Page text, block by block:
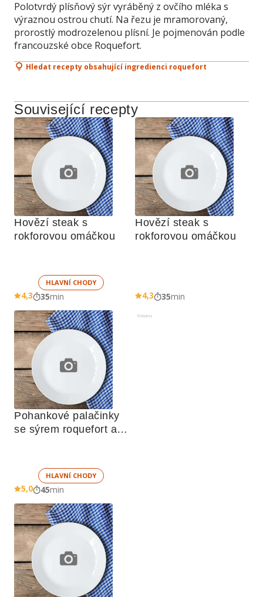
Polotvrdý plísňový sýr vyráběný z ovčího mléka s
výraznou ostrou chutí. Na řezu je mramorovaný,
prorostlý modrozelenou plísní. Je pojmenován podle
francouzské obce Roquefort.
Hledat recepty obsahující ingredienci roquefort
Související recepty
Hovězí steak s
rokforovou omáčkou
HLAVNÍ CHODY
4,3 35min
Hovězí steak s
rokforovou omáčkou
4,3 35min
Pohankové palačinky
se sýrem roquefort a
HLAVNÍ CHODY
5,0 45min
Reklama